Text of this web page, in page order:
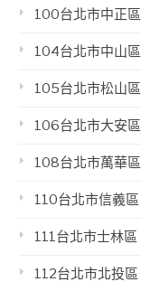
100台北市中正區
104台北市中山區
105台北市松山區
106台北市大安區
108台北市萬華區
110台北市信義區
111台北市士林區
112台北市北投區